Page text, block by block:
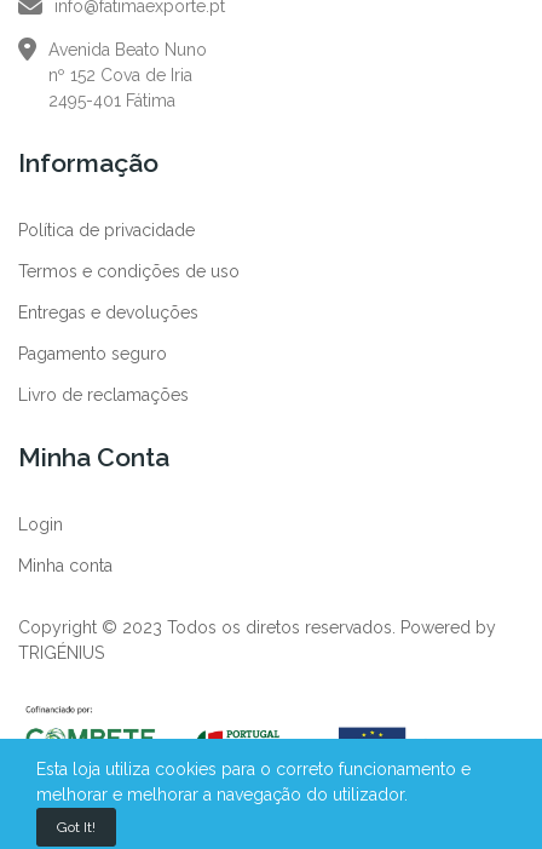
info@fatimaexporte.pt
Avenida Beato Nuno
nº 152 Cova de Iria
2495-401 Fátima
Informação
Política de privacidade
Termos e condições de uso
Entregas e devoluções
Pagamento seguro
Livro de reclamações
Minha Conta
Login
Minha conta
Copyright © 2023 Todos os diretos reservados. Powered by
TRIGÉNIUS
Esta loja utiliza cookies para o correto funcionamento e
melhorar e melhorar a navegação do utilizador.
Got It!